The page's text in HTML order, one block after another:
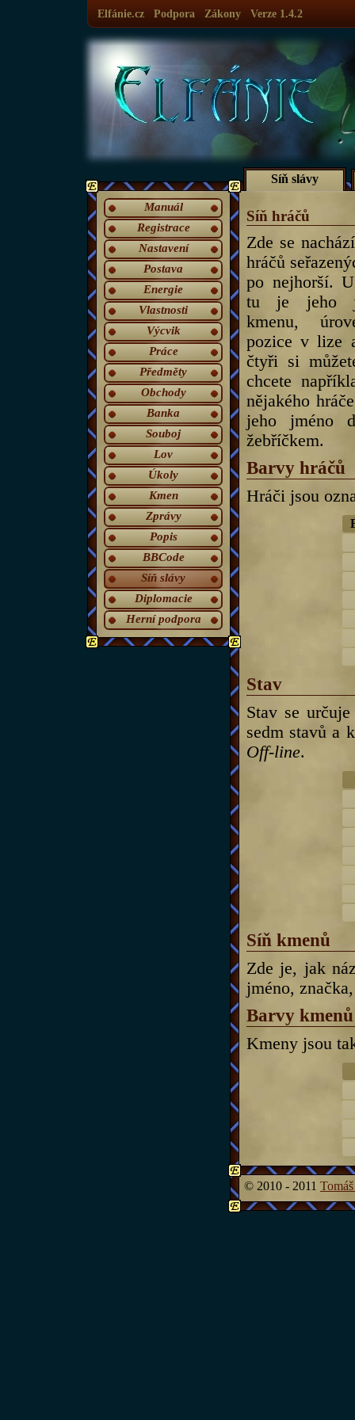
Elfánie.cz Podpora Zákony Verze 1.4.2
Manuál
Registrace
Nastavení
Postava
Energie
Vlastnosti
Výcvik
Práce
Předměty
Obchody
Banka
Souboj
Lov
Úkoly
Kmen
Zprávy
Popis
BBCode
Síň slávy
Diplomacie
Herní podpora
Síň slávy
Síň hráčů
Zde se
hráčů
po nejhorší.
tu je jeho
kmenu,
pozice v lize
čtyři si
chcete
nějakého
jeho jméno
žebříčkem.
Barvy hráčů
Hráči jsou
Stav
Stav se
sedm stavů a
Off-line.
Síň kmenů
Zde je, jak
jméno,
Barvy kmenů
Kmeny jsou
© 2010 - 2011